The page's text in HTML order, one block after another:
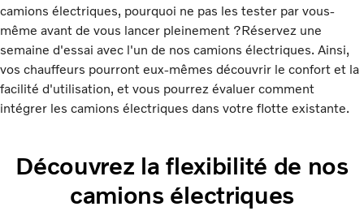
camions électriques, pourquoi ne pas les tester par vous-
même avant de vous lancer pleinement ?Réservez une
semaine d'essai avec l'un de nos camions électriques. Ainsi,
vos chauffeurs pourront eux-mêmes découvrir le confort et la
facilité d'utilisation, et vous pourrez évaluer comment
intégrer les camions électriques dans votre flotte existante.
Découvrez la flexibilité de nos
camions électriques